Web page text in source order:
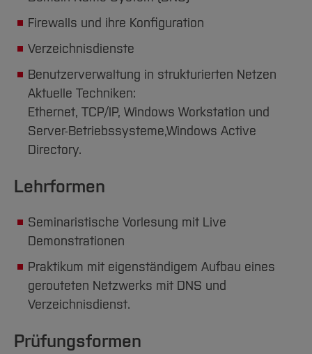
Firewalls und ihre Konfiguration
Verzeichnisdienste
Benutzerverwaltung in strukturierten Netzen
Aktuelle Techniken:
Ethernet, TCP/IP, Windows Workstation und
Server-Betriebssysteme,Windows Active
Directory.
Lehrformen
Seminaristische Vorlesung mit Live
Demonstrationen
Praktikum mit eigenständigem Aufbau eines
gerouteten Netzwerks mit DNS und
Verzeichnisdienst.
Prüfungsformen